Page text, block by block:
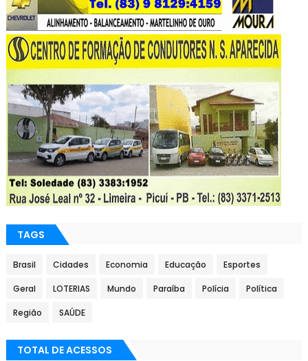
TAGS
Brasil Cidades Economia Educação Esportes
Geral LOTERIAS Mundo Paraíba Polícia Política
Região SAÚDE
TOTAL DE ACESSOS